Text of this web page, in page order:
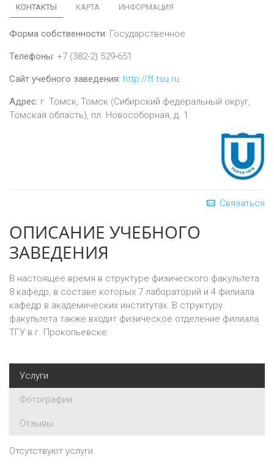
КОНТАКТЫ КАРТА ИНФОРМАЦИЯ
Форма собственности: Государственное
Телефоны: +7 (382-2) 529-651
Сайт учебного заведения: http://ff.tsu.ru
Адрес: г. Томск, Томск (Сибирский федеральный округ,
Томская область), пл. Новособорная, д. 1
Связаться
ОПИСАНИЕ УЧЕБНОГО
ЗАВЕДЕНИЯ
В настоящее время в структуре физического факультета
8 кафедр, в составе которых 7 лабораторий и 4 филиала
кафедр в академических институтах. В структуру
факультета также входит физическое отделение филиала
ТГУ в г. Прокопьевске.
Услуги
Фотографии
Отзывы
Отсутствуют услуги.